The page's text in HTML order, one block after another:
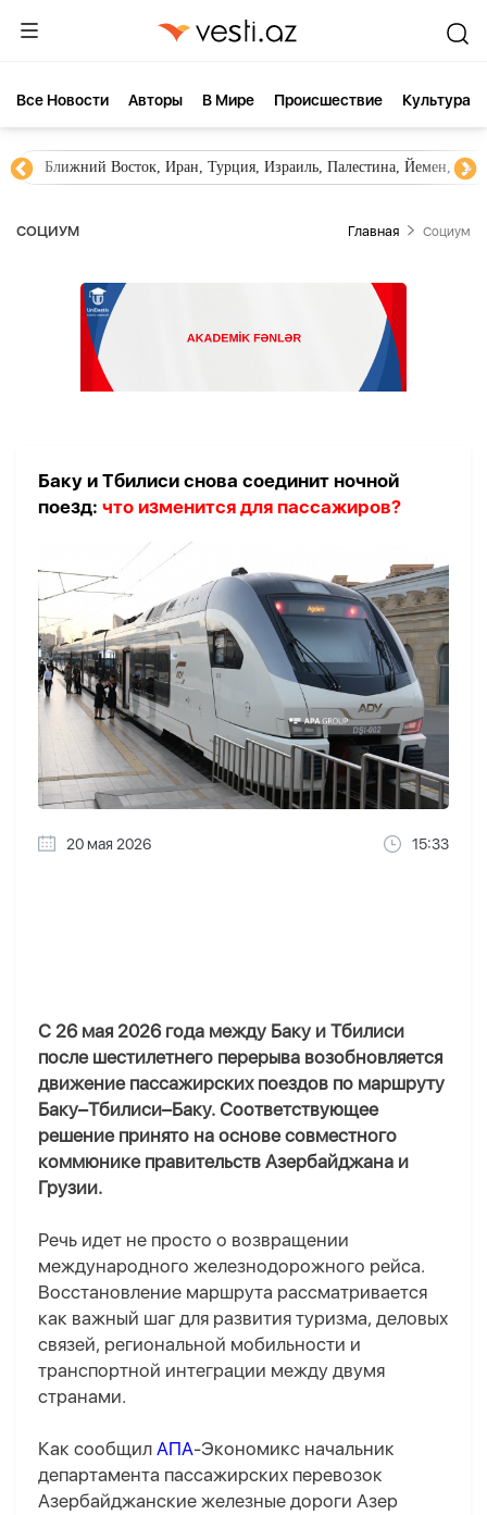
Все Новости Aвторы В Мире Происшествие Культура
Ближний Восток, Иран, Турция, Израиль, Палестина, Йемен,
СОЦИУМ Главная Социум
Баку и Тбилиси снова соединит ночной
поезд: что изменится для пассажиров?
20 мая 2026 15:33
С 26 мая 2026 года между Баку и Тбилиси
после шестилетнего перерыва возобновляется
движение пассажирских поездов по маршруту
Баку–Тбилиси–Баку. Соответствующее
решение принято на основе совместного
коммюнике правительств Азербайджана и
Грузии.
Речь идет не просто о возвращении
международного железнодорожного рейса.
Восстановление маршрута рассматривается
как важный шаг для развития туризма, деловых
связей, региональной мобильности и
транспортной интеграции между двумя
странами.
Как сообщил АПА-Экономикс начальник
департамента пассажирских перевозок
Азербайджанские железные дороги Азер